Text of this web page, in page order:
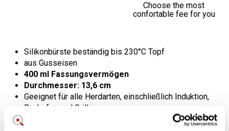
Choose the most
confortable fee for you
Silikonbürste beständig bis 230°C Topf
aus Gusseisen
400 ml Fassungsvermögen
Durchmesser: 13,6 cm
Geeignet für alle Herdarten, einschließlich Induktion,
Backofen und Grill.